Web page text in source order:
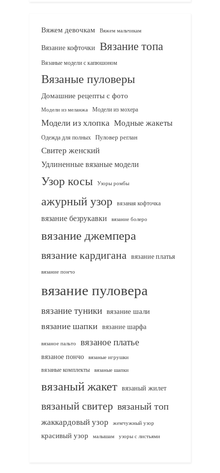
Вяжем девочкам Вяжем мальчикам
Вязание кофточки Вязание топа
Вязаные модели с капюшоном
Вязаные пуловеры
Домашние рецепты с фото
Модели из меланжа Модели из мохера
Модели из хлопка Модные жакеты
Одежда для полных Пуловер реглан
Свитер женский
Удлиненные вязаные модели
Узор косы Узоры ромбы
ажурный узор вязаная кофточка
вязание безрукавки вязание болеро
вязание джемпера
вязание кардигана вязание платья
вязание пончо
вязание пуловера
вязание туники вязание шали
вязание шапки вязание шарфа
вязаное пальто вязаное платье
вязаное пончо вязаные игрушки
вязаные комплекты
вязаные шапки
вязаный жакет вязаный жилет
вязаный свитер вязаный топ
жаккардовый узор жемчужный узор
красивый узор малышам узоры с листьями